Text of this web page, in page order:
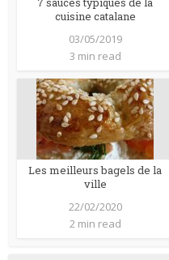
cuisine catalane
03/05/2019
3 min read
Les meilleurs bagels de la
ville
22/02/2020
2 min read